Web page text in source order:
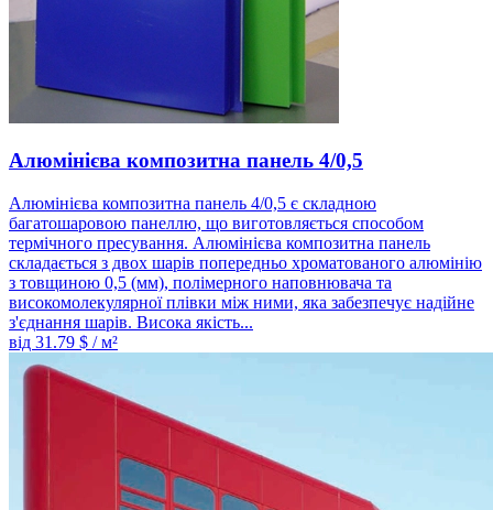
Алюмінієва композитна панель 4/0,5
Алюмінієва композитна панель 4/0,5 є складною
багатошаровою панеллю, що виготовляється способом
термічного пресування. Алюмінієва композитна панель
складається з двох шарів попередньо хроматованого алюмінію
з товщиною 0,5 (мм), полімерного наповнювача та
високомолекулярної плівки між ними, яка забезпечує надійне
з'єднання шарів. Висока якість...
від 31.79 $ / м²